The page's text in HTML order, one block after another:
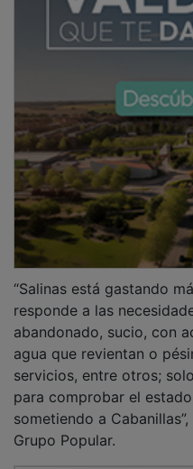
responde a las
abandonado, sucio, con
agua que revientan o
servicios, entre otros;
para comprobar el
sometiendo a
Grupo Popular.